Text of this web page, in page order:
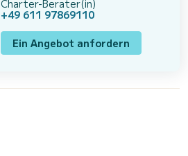
Charter-Berater(in)
+49 611 97869110
Ein Angebot anfordern